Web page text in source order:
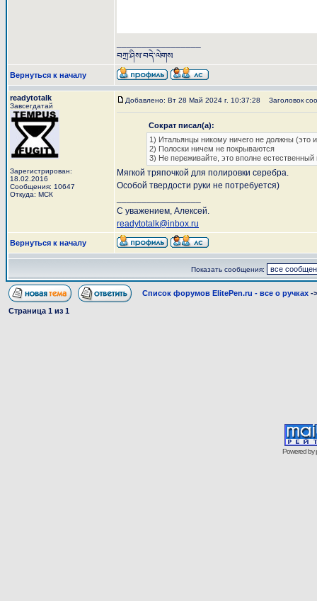
བཀྲ་ཤིས་བདེ་ལེགས
Вернуться к началу
readytotalk
Завсегдатай
Зарегистрирован:
18.02.2016
Сообщения: 10647
Откуда: МСК
Добавлено: Вт 28 Май 2024 г. 10:37:28 Заголовок
Сократ писал(а):
1) Итальянцы никому ничего не должны (это
2) Полоски ничем не покрываются
3) Не переживайте, это вполне естественный
Мягкой тряпочкой для полировки серебра.
Особой твердости руки не потребуется)
С уважением, Алексей.
readytotalk@inbox.ru
Вернуться к началу
Показать сообщения:
Список форумов ElitePen.ru - все о ручках -
Страница 1 из 1
Powered by